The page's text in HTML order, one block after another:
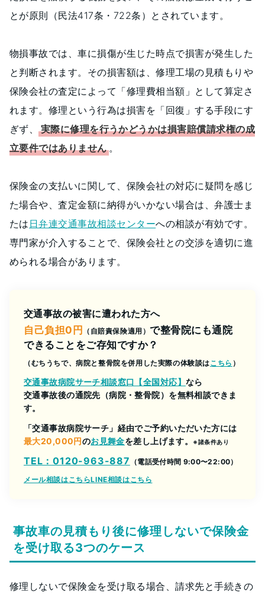
とが原則（民法417条・722条）とされています。
物損事故では、車に損傷が生じた時点で損害が発生した
と判断されます。その損害額は、修理工場の見積もりや
保険会社の査定によって「修理費相当額」として算定さ
れます。修理という行為は損害を「回復」する手段にす
ぎず、実際に修理を行うかどうかは損害賠償請求権の成
立要件ではありません 。
保険金の支払いに関して、保険会社の対応に疑問を感じ
た場合や、査定金額に納得がいかない場合は、弁護士ま
たは 日弁連交通事故相談センターへの相談が有効です。
専門家が介入することで、保険会社との交渉を適切に進
められる場合があります。
交通事故の被害に遭われた方へ
自己負担0円 （自賠責保険適用） で整骨院にも通院
できることをご存知ですか？
（むちうちで、病院と整骨院を併用した実際の体験談はこちら ）
交通事故病院サーチ相談窓口【全国対応】 なら
交通事故後の通院先（病院・整骨院）を無料相談できま
す。
「交通事故病院サーチ」経由でご予約いただいた方には
最大20,000円のお見舞金を差し上げます。 ※諸条件あり
TEL：0120-963-887 （電話受付時間 9:00〜22:00）
メール相談はこちらLINE相談はこちら
事故車の見積もり後に修理しないで保険金
を受け取る3つのケース
修理しないで保険金を受け取る場合、請求先と手続きの